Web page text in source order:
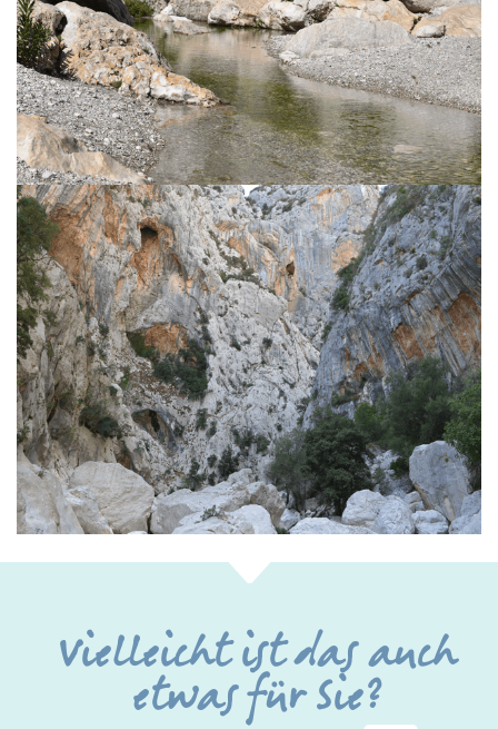
Vielleicht ist das auch
etwas für Sie?